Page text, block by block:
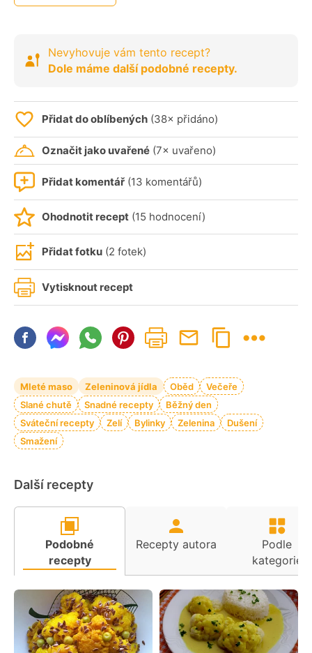
Nevyhovuje vám tento recept?
Dole máme další podobné recepty.
Přidat do oblíbených (38× přidáno)
Označit jako uvařené (7× uvařeno)
Přidat komentář (13 komentářů)
Ohodnotit recept (15 hodnocení)
Přidat fotku (2 fotek)
Vytisknout recept
Mleté maso Zeleninová jídla Oběd
Večeře
Slané chutě
Snadné recepty
Běžný den
Sváteční recepty
Zelí Bylinky Zelenina
Dušení
Smažení
Další recepty
Podobné
recepty
Recepty autora
Podle
kategorie